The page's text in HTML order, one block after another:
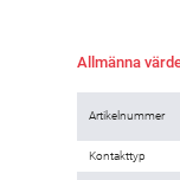
Allmänna
Artikelnummer
Kontakttyp